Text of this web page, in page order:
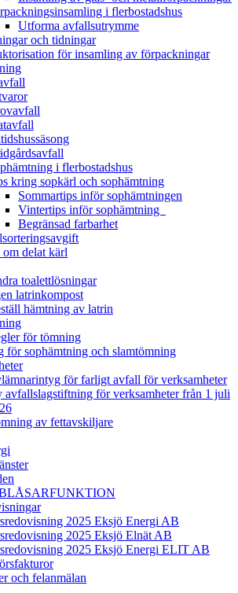
i flerbostadshus
Utforma avfallsutrymme
och tidningar
för insamling av förpackningar
i flerbostadshus
kring sopkärl och sophämtning
Sommartips inför sophämtningen
Vintertips inför sophämtning
Begränsad farbarhet
delat kärl
toalettlösningar
latrinkompost
hämtning av latrin
för tömning
för sophämtning och slamtömning
för farligt avfall för verksamheter
avfallslagstiftning för verksamheter från 1 juli
av fettavskiljare
2025 Eksjö Energi AB
2025 Eksjö Elnät AB
2025 Eksjö Energi ELIT AB
och felanmälan